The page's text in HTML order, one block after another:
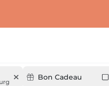
Bon Cadeau